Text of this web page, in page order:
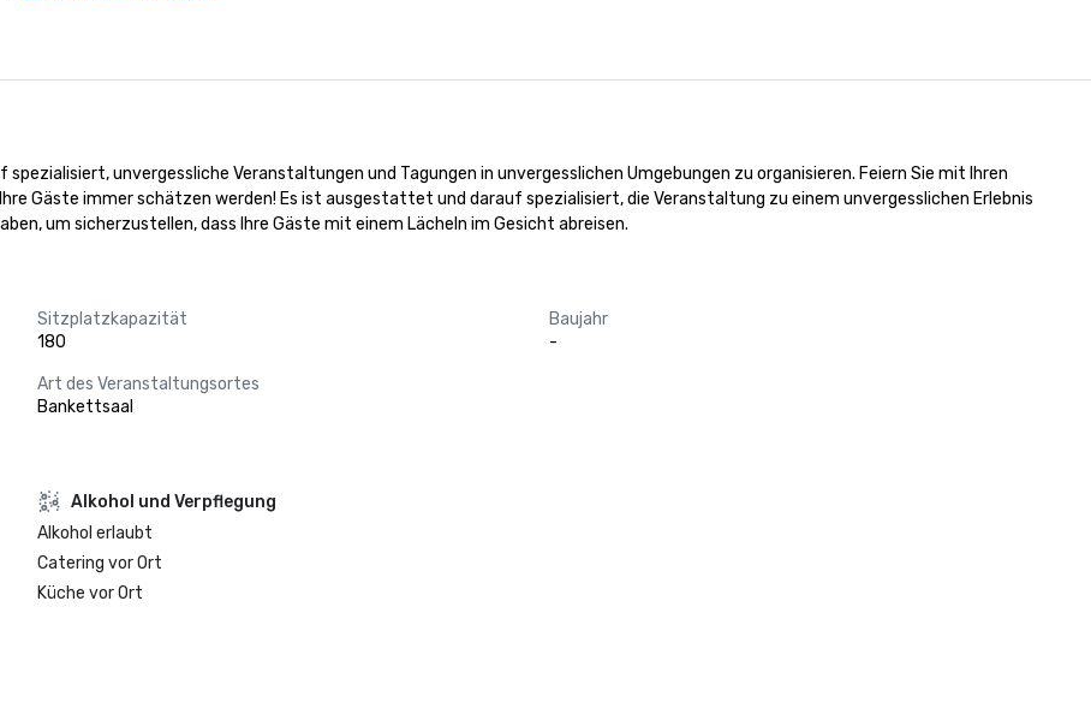
unvergessliche Veranstaltungen und Tagungen in unvergesslichen Umgebungen zu organisieren. Feiern Sie mit Ihren
Gäste immer schätzen werden! Es ist ausgestattet und darauf spezialisiert, die Veranstaltung zu einem unvergesslichen Erlebnis
um sicherzustellen, dass Ihre Gäste mit einem Lächeln im Gesicht abreisen.
Sitzplatzkapazität
180
Baujahr
-
Art des Veranstaltungsortes
Bankettsaal
‪Alkohol‬ und Verpflegung
‪Alkohol‬ erlaubt
Catering vor Ort
Küche vor Ort